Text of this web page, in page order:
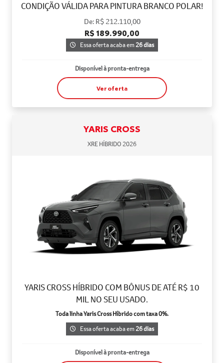
CONDIÇÃO VÁLIDA PARA PINTURA BRANCO POLAR!
De: R$ 212.110,00
R$ 189.990,00
Essa oferta acaba em26 dias
Disponível à pronta-entrega
Ver oferta
YARIS CROSS
XRE HÍBRIDO 2026
YARIS CROSS HÍBRIDO COM BÔNUS DE ATÉ R$ 10
MIL NO SEU USADO.
Toda linha Yaris Cross Híbrido com taxa 0%.
Essa oferta acaba em26 dias
Disponível à pronta-entrega